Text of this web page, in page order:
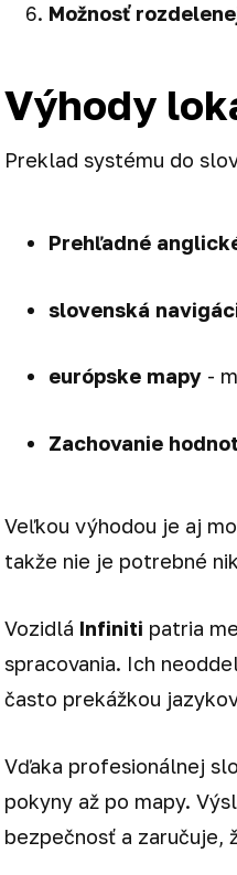
Možnosť
Výhody
Preklad systému do
Prehľadné
slovenská
európske mapy -
Zachovanie
Veľkou výhodou je aj
takže nie je potrebné
Vozidlá Infiniti patria
spracovania. Ich
často prekážkou
Vďaka profesionálnej
pokyny až po mapy.
bezpečnosť a zaručuje,